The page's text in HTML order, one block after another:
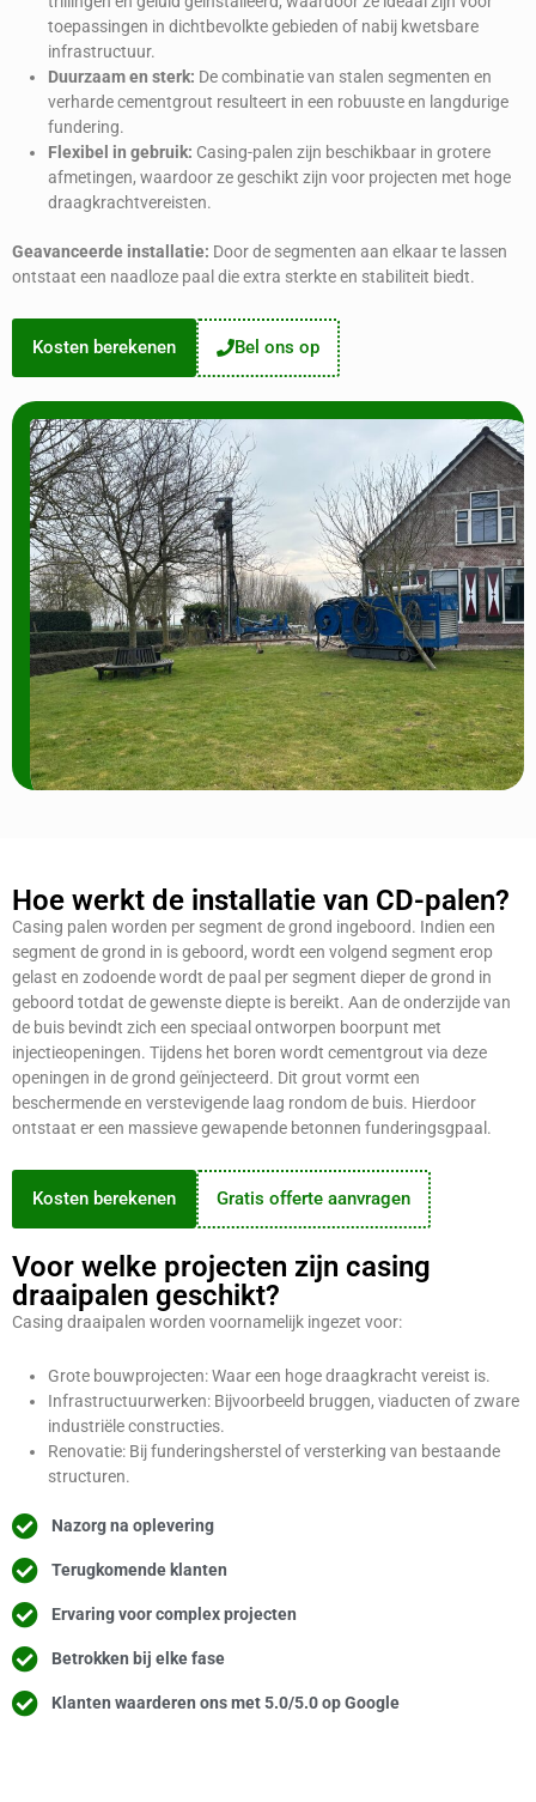
toepassingen in dichtbevolkte gebieden of nabij kwetsbare
infrastructuur.
Duurzaam en sterk: De combinatie van stalen segmenten en
verharde cementgrout resulteert in een robuuste en langdurige
fundering.
Flexibel in gebruik: Casing-palen zijn beschikbaar in grotere
afmetingen, waardoor ze geschikt zijn voor projecten met hoge
draagkrachtvereisten.
Geavanceerde installatie: Door de segmenten aan elkaar te lassen
ontstaat een naadloze paal die extra sterkte en stabiliteit biedt.
Kosten berekenen Bel ons op
Hoe werkt de installatie van CD-palen?
Casing palen worden per segment de grond ingeboord. Indien een
segment de grond in is geboord, wordt een volgend segment erop
gelast en zodoende wordt de paal per segment dieper de grond in
geboord totdat de gewenste diepte is bereikt. Aan de onderzijde van
de buis bevindt zich een speciaal ontworpen boorpunt met
injectieopeningen. Tijdens het boren wordt cementgrout via deze
openingen in de grond geïnjecteerd. Dit grout vormt een
beschermende en verstevigende laag rondom de buis. Hierdoor
ontstaat er een massieve gewapende betonnen funderingsgpaal.
Kosten berekenen Gratis offerte aanvragen
Voor welke projecten zijn casing
draaipalen geschikt?
Casing draaipalen worden voornamelijk ingezet voor:
Grote bouwprojecten: Waar een hoge draagkracht vereist is.
Infrastructuurwerken: Bijvoorbeeld bruggen, viaducten of zware
industriële constructies.
Renovatie: Bij funderingsherstel of versterking van bestaande
structuren.
Nazorg na oplevering
Terugkomende klanten
Ervaring voor complex projecten
Betrokken bij elke fase
Klanten waarderen ons met 5.0/5.0 op Google